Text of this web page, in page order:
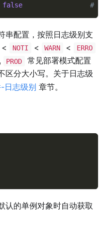
false # 日
串配置，按照日志级别支
< NOTI < WARN < ERRO
, PROD
常见部署模式配置
区分大小写。关于日志级
日志级别 章节。
认的单例对象时自动获取